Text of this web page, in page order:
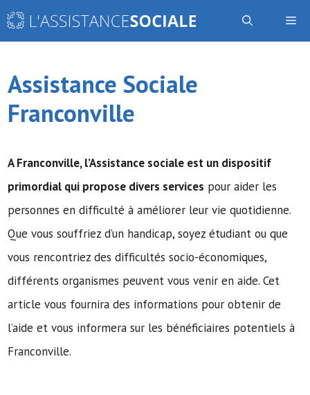
Aller
Assistance Sociale
Franconville
A Franconville,l’Assistance sociale est un dispositif
primordial qui propose divers services pour aider les
personnes en difficulté à améliorer leur vie quotidienne.
Que vous souffriez d’un handicap, soyez étudiant ou que
vous rencontriez des difficultés socio-économiques,
différents organismes peuvent vous venir en aide. Cet
article vous fournira des informations pour obtenir de
l’aide et vous informera sur les bénéficiaires potentiels à
Franconville.